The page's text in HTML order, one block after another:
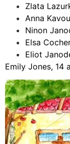
Zlata
Anna
Ninon
Elsa
Eliot
Emily Jones, 14